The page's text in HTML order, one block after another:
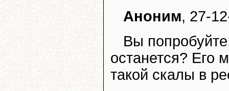
Аноним, 27-
Вы
останется? Его
такой скалы в